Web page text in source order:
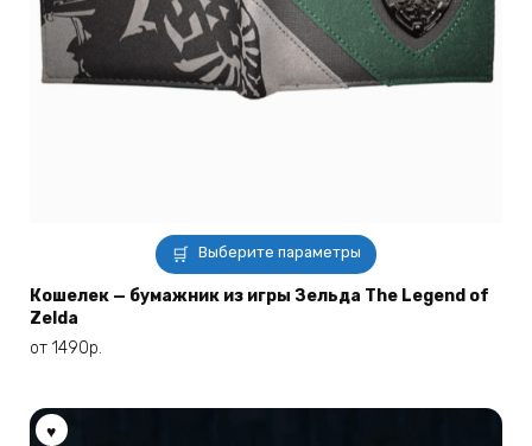
Выберите параметры
Этот
товар
имеет
Кошелек — бумажник из игры Зельда The Legend of
Zelda
от 1490р.